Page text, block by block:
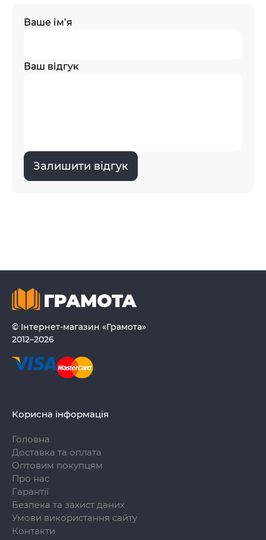
Ваше ім’я
Ваш відгук
Залишити відгук
© Інтернет-магазин «Грамота»
2012–2026
Корисна інформація
Головна
Доставка та оплата
Оптовим покупцям
Про нас
Гарантії
Безпека та захист даних
Умови використання сайту
Контакти